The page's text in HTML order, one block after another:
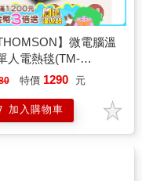
】微電腦溫
人電熱毯(TM-
特價 1290 元
加入購物車